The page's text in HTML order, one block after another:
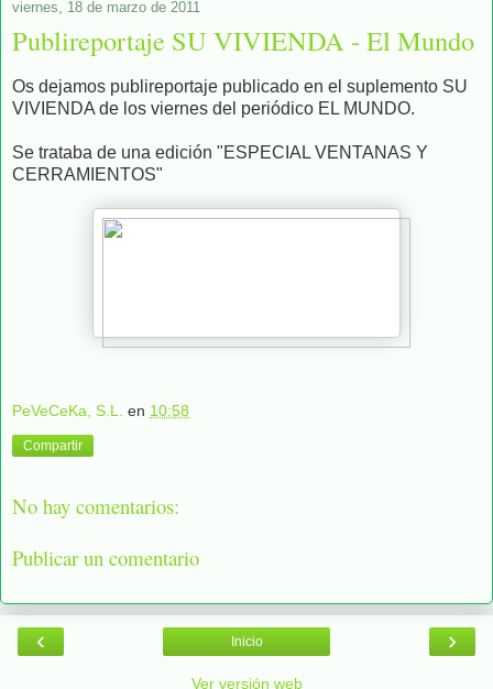
viernes, 18 de marzo de 2011
Publireportaje SU VIVIENDA - El Mundo
Os dejamos publireportaje publicado en el suplemento SU
VIVIENDA de los viernes del periódico EL MUNDO.
Se trataba de una edición "ESPECIAL VENTANAS Y
CERRAMIENTOS"
PeVeCeKa, S.L. en 10:58
Compartir
No hay comentarios:
Publicar un comentario
‹ ›
Inicio
Ver versión web